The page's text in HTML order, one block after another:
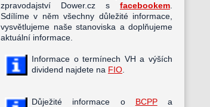
zpravodajství Dower.cz s facebookem
Sdílíme v něm všechny důležité informace,
vysvětlujeme naše stanoviska a doplňujeme
aktuální informace.
Informace o termínech VH a výších
dividend najdete na FIO
Důježité informace o BCPPa